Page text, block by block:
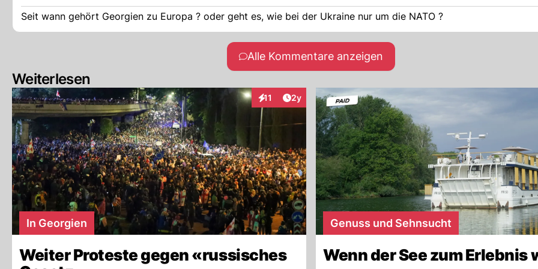
Seit wann gehört Georgien zu Europa ? oder geht es, wie bei der Ukraine nur um die NATO ?
Alle Kommentare anzeigen
Weiterlesen
11
InteraktionenArtikel veröffentlicht:
2y
In Georgien
Weiter Proteste gegen «russisches
Genuss und Sehnsucht
Wenn der See zum Erlebnis